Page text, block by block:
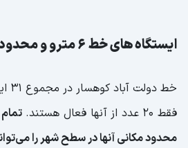
ایستگاه های خط 6 مترو و محدوده آن
فقط 20 عدد از آنها فعال هستند.
محدود مکانی آنها در سطح شهر را